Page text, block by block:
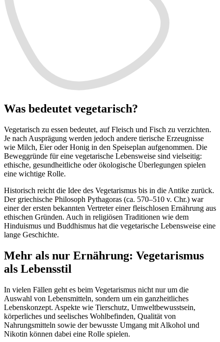
Was bedeutet vegetarisch?
Vegetarisch zu essen bedeutet, auf Fleisch und Fisch zu verzichten.
Je nach Ausprägung werden jedoch andere tierische Erzeugnisse
wie Milch, Eier oder Honig in den Speiseplan aufgenommen. Die
Beweggründe für eine vegetarische Lebensweise sind vielseitig:
ethische, gesundheitliche oder ökologische Überlegungen spielen
eine wichtige Rolle.
Historisch reicht die Idee des Vegetarismus bis in die Antike zurück.
Der griechische Philosoph Pythagoras (ca. 570–510 v. Chr.) war
einer der ersten bekannten Vertreter einer fleischlosen Ernährung aus
ethischen Gründen. Auch in religiösen Traditionen wie dem
Hinduismus und Buddhismus hat die vegetarische Lebensweise eine
lange Geschichte.
Mehr als nur Ernährung: Vegetarismus
als Lebensstil
In vielen Fällen geht es beim Vegetarismus nicht nur um die
Auswahl von Lebensmitteln, sondern um ein ganzheitliches
Lebenskonzept. Aspekte wie Tierschutz, Umweltbewusstsein,
körperliches und seelisches Wohlbefinden, Qualität von
Nahrungsmitteln sowie der bewusste Umgang mit Alkohol und
Nikotin können dabei eine Rolle spielen.